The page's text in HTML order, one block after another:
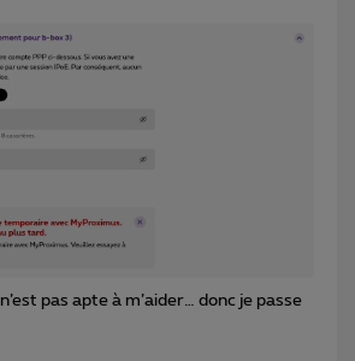
pas apte à m’aider… donc je passe